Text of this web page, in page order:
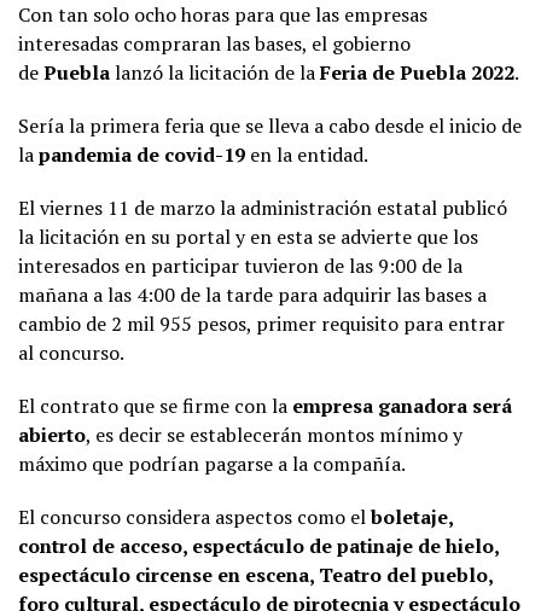
Con tan solo ocho horas para que las empresas
interesadas compraran las bases, el gobierno
dePueblalanzó la licitación de laFeria de Puebla 2022.
Sería la primera feria que se lleva a cabo desde el inicio de
lapandemia de covid-19 en la entidad.
El viernes 11 de marzo la administración estatal publicó
la licitación en su portal y en esta se advierte que los
interesados en participar tuvieron de las 9:00 de la
mañana a las 4:00 de la tarde para adquirir las bases a
cambio de 2 mil 955 pesos, primer requisito para entrar
al concurso.
El contrato que se firme con la empresa ganadora será
abierto, es decir se establecerán montos mínimo y
máximo que podrían pagarse a la compañía.
El concurso considera aspectos como elboletaje,
control de acceso, espectáculo de patinaje de hielo,
espectáculo circense en escena, Teatro del pueblo,
foro cultural, espectáculo de pirotecnia y espectáculo